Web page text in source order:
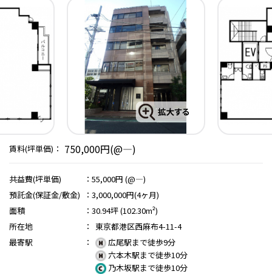
賃料(坪単価)： 750,000円(@―)
共益費(坪単価) ： 55,000円 (@―)
預託金(保証金/敷金)
： 3,000,000円(4ヶ月)
面積
： 30.94坪 (102.30m²)
所在地
：
東京都港区西麻布4-11-4
最寄駅
：
広尾駅まで徒歩9分
六本木駅まで徒歩10分
乃木坂駅まで徒歩10分